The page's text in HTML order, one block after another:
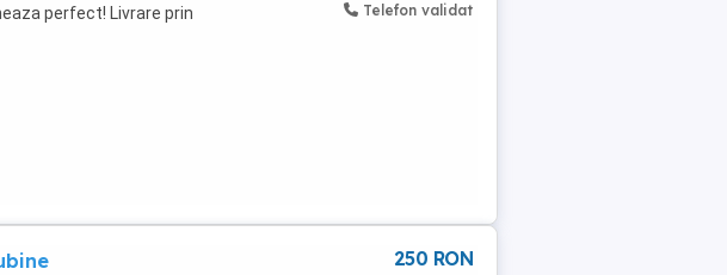
perfect! Livrare prin
Telefon validat
250 RON